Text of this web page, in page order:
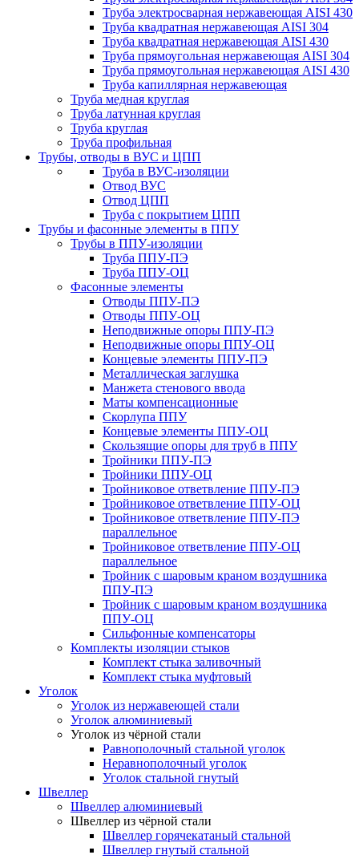
Труба электросварная нержавеющая AISI 430
Труба квадратная нержавеющая AISI 304
Труба квадратная нержавеющая AISI 430
Труба прямоугольная нержавеющая AISI 304
Труба прямоугольная нержавеющая AISI 430
Труба капиллярная нержавеющая
Труба медная круглая
Труба латунная круглая
Труба круглая
Труба профильная
Трубы, отводы в ВУС и ЦПП
Труба в ВУС-изоляции
Отвод ВУС
Отвод ЦПП
Труба с покрытием ЦПП
Трубы и фасонные элементы в ППУ
Трубы в ППУ-изоляции
Труба ППУ-ПЭ
Труба ППУ-ОЦ
Фасонные элементы
Отводы ППУ-ПЭ
Отводы ППУ-ОЦ
Неподвижные опоры ППУ-ПЭ
Неподвижные опоры ППУ-ОЦ
Концевые элементы ППУ-ПЭ
Металлическая заглушка
Манжета стенового ввода
Маты компенсационные
Скорлупа ППУ
Концевые элементы ППУ-ОЦ
Скользящие опоры для труб в ППУ
Тройники ППУ-ПЭ
Тройники ППУ-ОЦ
Тройниковое ответвление ППУ-ПЭ
Тройниковое ответвление ППУ-ОЦ
Тройниковое ответвление ППУ-ПЭ
параллельное
Тройниковое ответвление ППУ-ОЦ
параллельное
Тройник с шаровым краном воздушника
ППУ-ПЭ
Тройник с шаровым краном воздушника
ППУ-ОЦ
Сильфонные компенсаторы
Комплекты изоляции стыков
Комплект стыка заливочный
Комплект стыка муфтовый
Уголок
Уголок из нержавеющей стали
Уголок алюминиевый
Уголок из чёрной стали
Равнополочный стальной уголок
Неравнополочный уголок
Уголок стальной гнутый
Швеллер
Швеллер алюминиевый
Швеллер из чёрной стали
Швеллер горячекатаный стальной
Швеллер гнутый стальной